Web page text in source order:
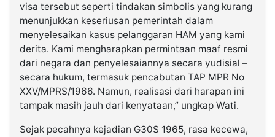
visa tersebut seperti tindakan simbolis yang kurang
menunjukkan keseriusan pemerintah dalam
menyelesaikan kasus pelanggaran HAM yang kami
derita. Kami mengharapkan permintaan maaf resmi
dari negara dan penyelesaiannya secara yudisial –
secara hukum, termasuk pencabutan TAP MPR No
XXV/MPRS/1966. Namun, realisasi dari harapan ini
tampak masih jauh dari kenyataan,” ungkap Wati.
Sejak pecahnya kejadian G30S 1965, rasa kecewa,